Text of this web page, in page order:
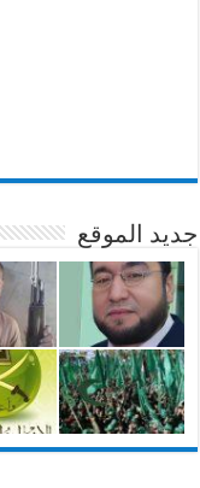
جديد الموقع